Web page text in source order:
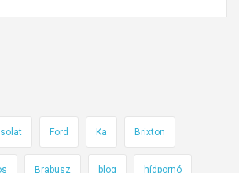
o
a
Ford Ka Brixton
Brabusz blog hídpornó